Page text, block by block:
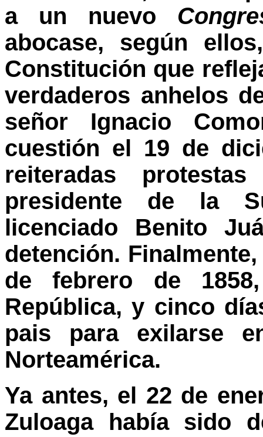
a un nuevo
abocase, según
Constitución que
verdaderos anhelos
señor Ignacio
cuestión el 19 de
reiteradas
presidente de la
licenciado Benito
detención.
de febrero de
República, y cinco
pais para exilarse
Norteamérica.
Ya antes, el 22 de
Zuloaga había sido